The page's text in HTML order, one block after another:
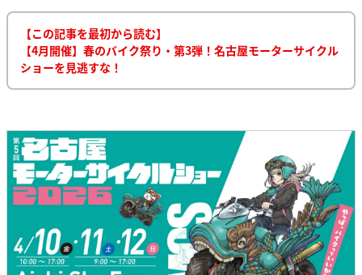
【この記事を最初から読む】
【4月開催】春のバイク祭り・第3弾！名古屋モーターサイクル
ショーを見逃すな！